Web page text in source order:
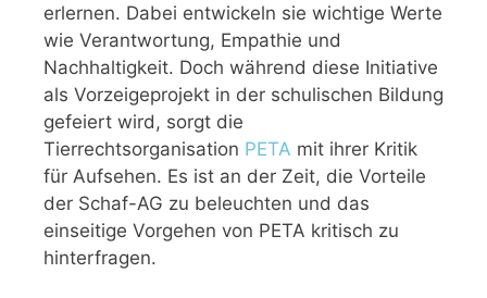
erlernen. Dabei entwickeln sie wichtige Werte
wie Verantwortung, Empathie und
Nachhaltigkeit. Doch während diese Initiative
als Vorzeigeprojekt in der schulischen Bildung
gefeiert wird, sorgt die
Tierrechtsorganisation PETA mit ihrer Kritik
für Aufsehen. Es ist an der Zeit, die Vorteile
der Schaf-AG zu beleuchten und das
einseitige Vorgehen von PETA kritisch zu
hinterfragen.